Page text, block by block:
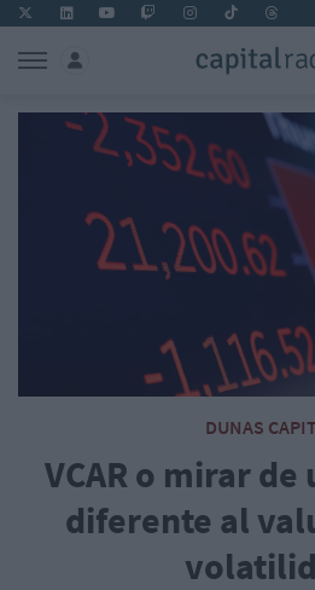
DUNAS
VCAR o mirar
diferente al